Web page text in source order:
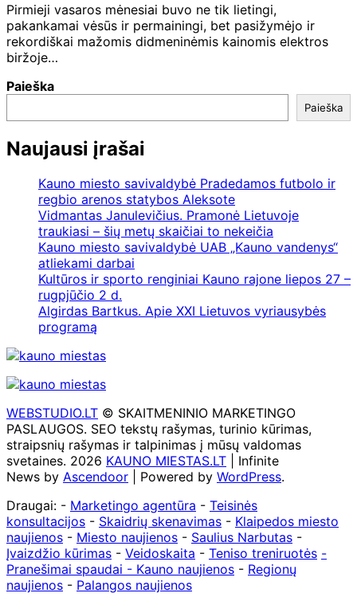
Pirmieji vasaros mėnesiai buvo ne tik lietingi,
pakankamai vėsūs ir permainingi, bet pasižymėjo ir
rekordiškai mažomis didmeninėmis kainomis elektros
biržoje…
Paieška
Paieška
Naujausi įrašai
Kauno miesto savivaldybė Pradedamos futbolo ir
regbio arenos statybos Aleksote
Vidmantas Janulevičius. Pramonė Lietuvoje
traukiasi – šių metų skaičiai to nekeičia
Kauno miesto savivaldybė UAB „Kauno vandenys“
atliekami darbai
Kultūros ir sporto renginiai Kauno rajone liepos 27 –
rugpjūčio 2 d.
Algirdas Bartkus. Apie XXI Lietuvos vyriausybės
programą
WEBSTUDIO.LT © SKAITMENINIO MARKETINGO
PASLAUGOS. SEO tekstų rašymas, turinio kūrimas,
straipsnių rašymas ir talpinimas į mūsų valdomas
svetaines. 2026 KAUNO MIESTAS.LT | Infinite
News by Ascendoor | Powered by WordPress.
Draugai: - Marketingo agentūra - Teisinės
konsultacijos - Skaidrių skenavimas - Klaipedos miesto
naujienos - Miesto naujienos - Saulius Narbutas -
Įvaizdžio kūrimas - Veidoskaita - Teniso treniruotės -
Pranešimai spaudai - Kauno naujienos - Regionų
naujienos - Palangos naujienos